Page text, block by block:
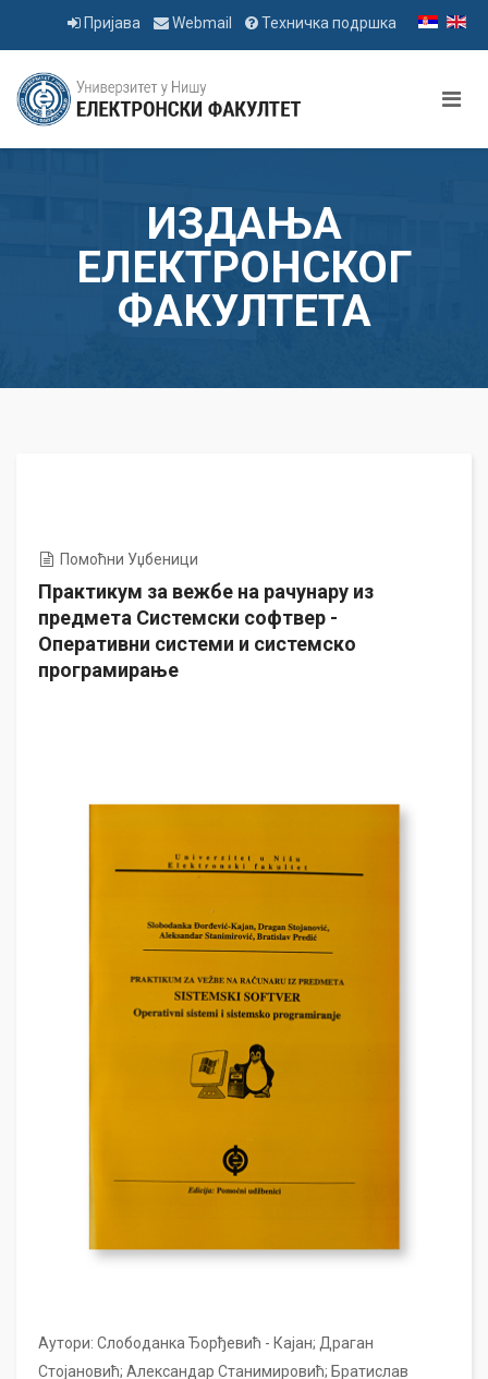
Пријава Webmail Техничка подршка
ИЗДАЊА
ЕЛЕКТРОНСКОГ
ФАКУЛТЕТА
Помоћни Уџбеници
Практикум за вежбе на рачунару из
предмета Системски софтвер -
Оперативни системи и системско
програмирање
Аутори: Слободанка Ђорђевић - Кајан; Драган
Стојановић; Александар Станимировић; Братислав